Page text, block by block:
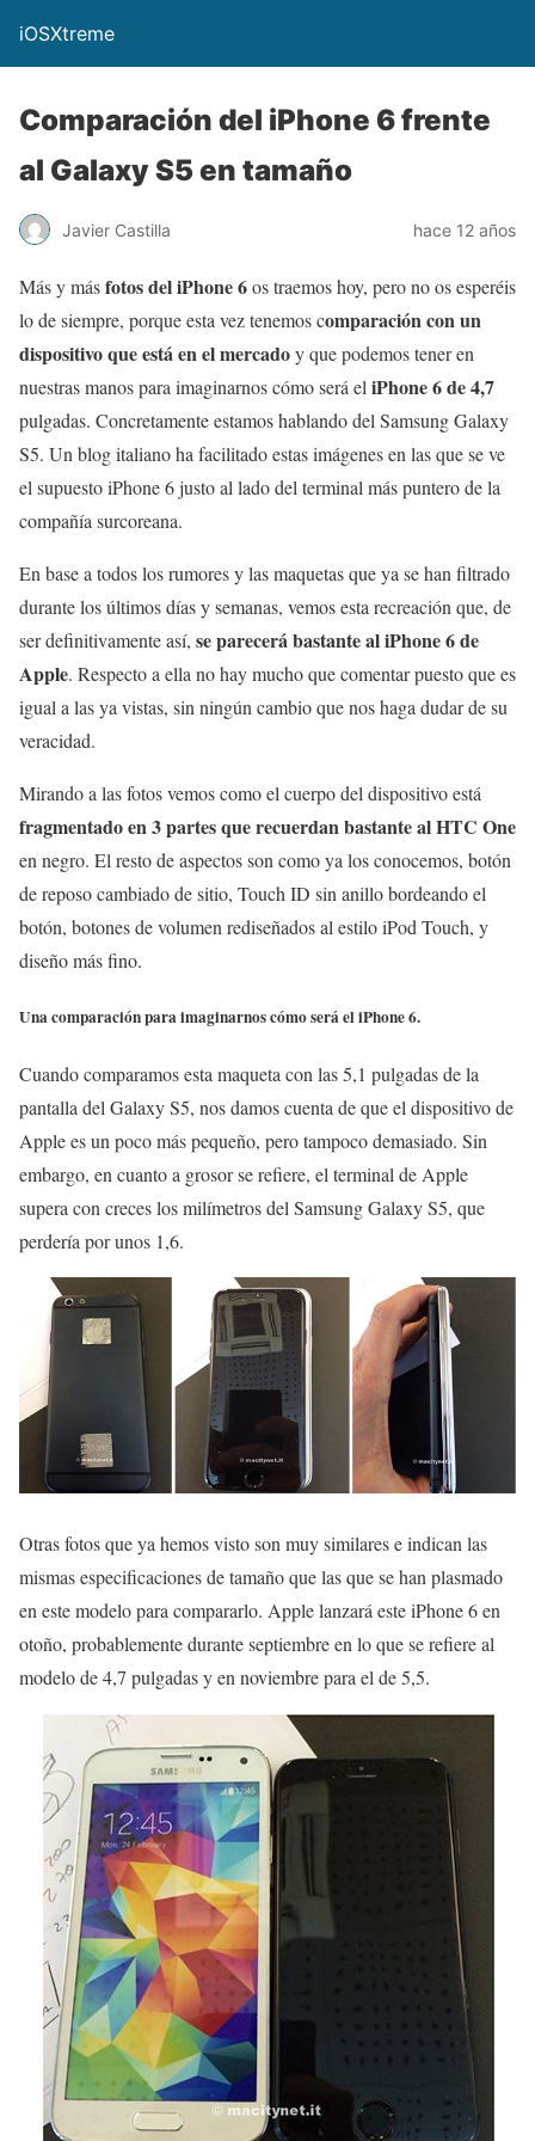
iOSXtreme
Comparación del iPhone 6 frente
al Galaxy S5 en tamaño
Javier Castilla hace 12 años
Más y másfotos del iPhone 6os traemos hoy, pero no os esperéis
lo de siempre, porque esta vez tenemos comparación con un
dispositivo que está en el mercadoy que podemos tener en
nuestras manos para imaginarnos cómo será el iPhone 6 de 4,7
pulgadas. Concretamente estamos hablando del Samsung Galaxy
S5. Un blog italiano ha facilitado estas imágenes en las que se ve
el supuesto iPhone 6 justo al lado del terminal más puntero de la
compañía surcoreana.
En base a todos los rumores y las maquetas que ya se han filtrado
durante los últimos días y semanas, vemos esta recreación que, de
ser definitivamente así, se parecerá bastante al iPhone 6 de
Apple. Respecto a ella no hay mucho que comentar puesto que es
igual a las ya vistas, sin ningún cambio que nos haga dudar de su
veracidad.
Mirando a las fotos vemos como el cuerpo del dispositivo está
fragmentado en 3 partes que recuerdan bastante al HTC One
en negro. El resto de aspectos son como ya los conocemos, botón
de reposo cambiado de sitio, Touch ID sin anillo bordeando el
botón, botones de volumen rediseñados al estilo iPod Touch, y
diseño más fino.
Una comparación para imaginarnos cómo será el iPhone 6.
Cuando comparamos esta maqueta con las 5,1 pulgadas de la
pantalla del Galaxy S5, nos damos cuenta de que el dispositivo de
Apple es un poco más pequeño, pero tampoco demasiado. Sin
embargo, en cuanto a grosor se refiere, el terminal de Apple
supera con creces los milímetros del Samsung Galaxy S5, que
perdería por unos 1,6.
Otras fotos que ya hemos visto son muy similares e indican las
mismas especificaciones de tamaño que las que se han plasmado
en este modelo para compararlo. Apple lanzará este iPhone 6 en
otoño, probablemente durante septiembre en lo que se refiere al
modelo de 4,7 pulgadas y en noviembre para el de 5,5.